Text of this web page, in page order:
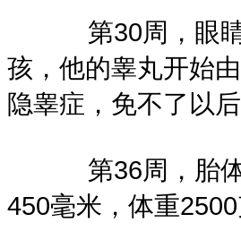
第30周，眼睛可
孩，他的睾丸开始
隐睾症，免不了以
第36周，胎体丰
450毫米，体重2500